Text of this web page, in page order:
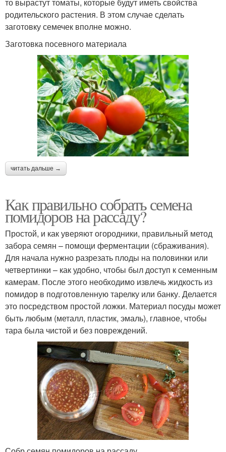
то вырастут томаты, которые будут иметь свойства
родительского растения. В этом случае сделать
заготовку семечек вполне можно.
Заготовка посевного материала
читать дальше →
Как правильно собрать семена
помидоров на рассаду?
Простой, и как уверяют огородники, правильный метод
забора семян – помощи ферментации (сбраживания).
Для начала нужно разрезать плоды на половинки или
четвертинки – как удобно, чтобы был доступ к семенным
камерам. После этого необходимо извлечь жидкость из
помидор в подготовленную тарелку или банку. Делается
это посредством простой ложки. Материал посуды может
быть любым (металл, пластик, эмаль), главное, чтобы
тара была чистой и без повреждений.